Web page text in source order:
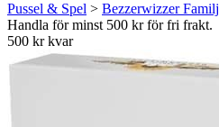
Pussel & Spel > Bezzerwizzer Familj
Handla för minst 500 kr för fri frakt.
500 kr kvar